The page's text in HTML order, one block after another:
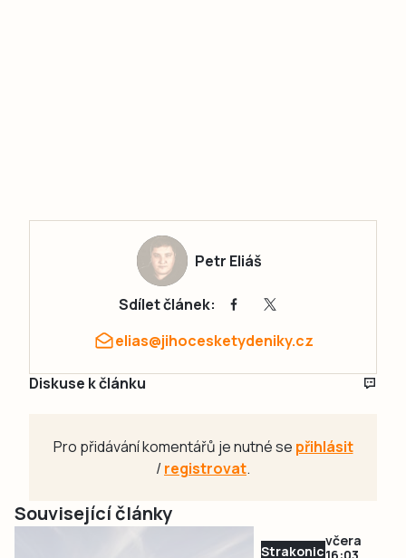
Petr Eliáš
Sdílet článek:
elias@jihocesketydeniky.cz
Diskuse k článku
Pro přidávání komentářů je nutné se přihlásit
/registrovat.
Související články
Strakonicko
včera